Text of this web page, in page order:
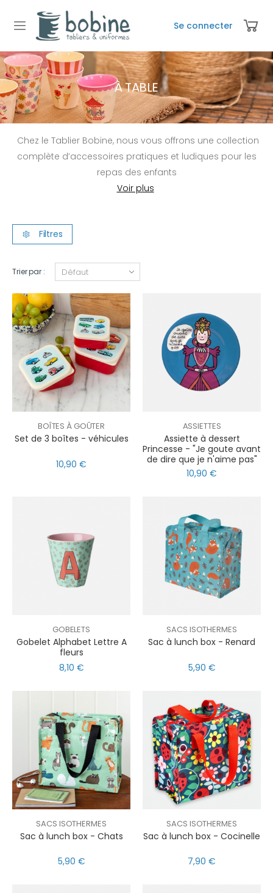
Se connecter
À TABLE
Chez le Tablier Bobine, nous vous offrons une collection
complète d’accessoires pratiques et ludiques pour les
repas des enfants
Filtres
Trier par :
BOÎTES À GOÛTER
Set de 3 boîtes - véhicules
10,90 €
ASSIETTES
Assiette à dessert
Princesse - "Je goute avant
de dire que je n'aime pas"
10,90 €
GOBELETS
Gobelet Alphabet Lettre A
fleurs
8,10 €
SACS ISOTHERMES
Sac à lunch box - Renard
5,90 €
SACS ISOTHERMES
Sac à lunch box - Chats
5,90 €
SACS ISOTHERMES
Sac à lunch box - Cocinelle
7,90 €